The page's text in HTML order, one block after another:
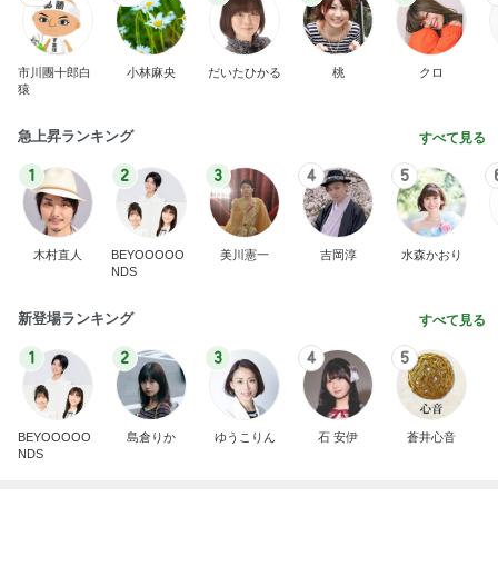
市川團十郎白
猿
小林麻央 だいたひかる 桃 クロ
急上昇ランキング すべて見る
1
木村直人
2
BEYOOOOO
NDS
3
美川憲一
4
吉岡淳
5
水森かおり
新登場ランキング すべて見る
1
BEYOOOOO
NDS
2
島倉りか
3
ゆうこりん
4
石 安伊
5
蒼井心音